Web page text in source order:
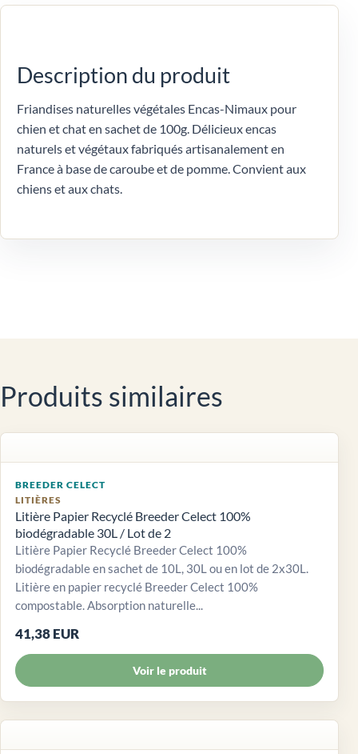
Description du produit
Friandises naturelles végétales Encas-Nimaux pour
chien et chat en sachet de 100g. Délicieux encas
naturels et végétaux fabriqués artisanalement en
France à base de caroube et de pomme. Convient aux
chiens et aux chats.
Produits similaires
BREEDER CELECT
LITIÈRES
Litière Papier Recyclé Breeder Celect 100%
biodégradable 30L / Lot de 2
Litière Papier Recyclé Breeder Celect 100%
biodégradable en sachet de 10L, 30L ou en lot de 2x30L.
Litière en papier recyclé Breeder Celect 100%
compostable. Absorption naturelle...
41,38 EUR
Voir le produit